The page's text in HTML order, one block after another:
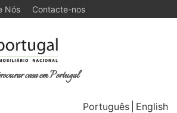
Nós Contacte-nos
casa em Portugal
Português English